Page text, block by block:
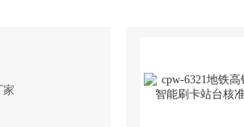
家